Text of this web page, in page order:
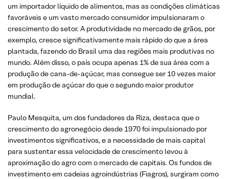
um importador líquido de alimentos, mas as condições climáticas
favoráveis e um vasto mercado consumidor impulsionaram o
crescimento do setor. A produtividade no mercado de grãos, por
exemplo, cresce significativamente mais rápido do que a área
plantada, fazendo do Brasil uma das regiões mais produtivas no
mundo. Além disso, o país ocupa apenas 1% de sua área com a
produção de cana-de-açúcar, mas consegue ser 10 vezes maior
em produção de açúcar do que o segundo maior produtor
mundial.
Paulo Mesquita, um dos fundadores da Riza, destaca que o
crescimento do agronegócio desde 1970 foi impulsionado por
investimentos significativos, e a necessidade de mais capital
para sustentar essa velocidade de crescimento levou à
aproximação do agro com o mercado de capitais. Os fundos de
investimento em cadeias agroindústrias (Fiagros), surgiram como